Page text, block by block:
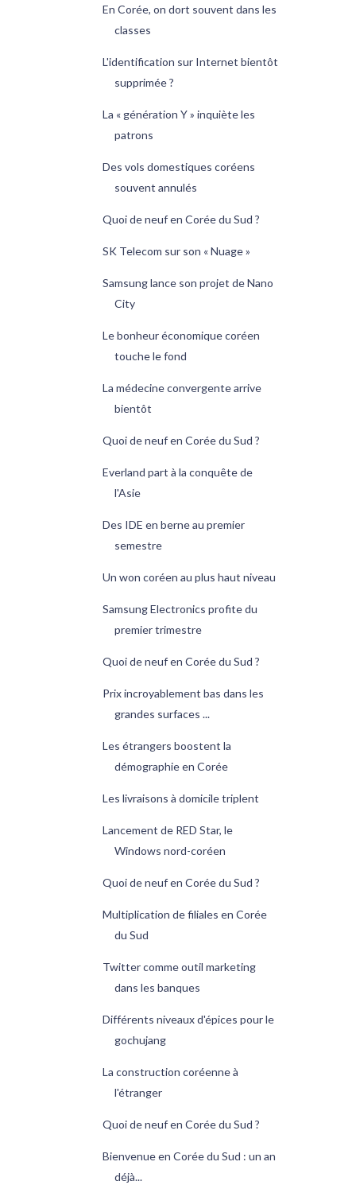
En Corée, on dort souvent dans les
classes
L'identification sur Internet bientôt
supprimée ?
La « génération Y » inquiète les
patrons
Des vols domestiques coréens
souvent annulés
Quoi de neuf en Corée du Sud ?
SK Telecom sur son « Nuage »
Samsung lance son projet de Nano
City
Le bonheur économique coréen
touche le fond
La médecine convergente arrive
bientôt
Quoi de neuf en Corée du Sud ?
Everland part à la conquête de
l'Asie
Des IDE en berne au premier
semestre
Un won coréen au plus haut niveau
Samsung Electronics profite du
premier trimestre
Quoi de neuf en Corée du Sud ?
Prix incroyablement bas dans les
grandes surfaces ...
Les étrangers boostent la
démographie en Corée
Les livraisons à domicile triplent
Lancement de RED Star, le
Windows nord-coréen
Quoi de neuf en Corée du Sud ?
Multiplication de filiales en Corée
du Sud
Twitter comme outil marketing
dans les banques
Différents niveaux d'épices pour le
gochujang
La construction coréenne à
l'étranger
Quoi de neuf en Corée du Sud ?
Bienvenue en Corée du Sud : un an
déjà...